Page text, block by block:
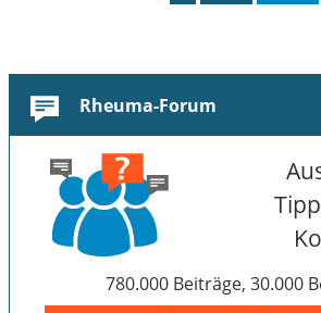
Rheuma-Forum
780.000 Beiträge, 30.000